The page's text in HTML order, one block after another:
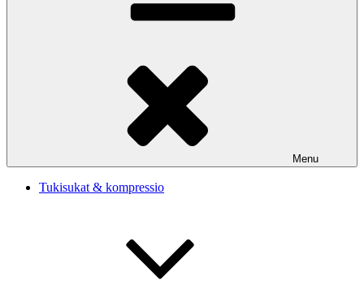
Menu
Tukisukat & kompressio